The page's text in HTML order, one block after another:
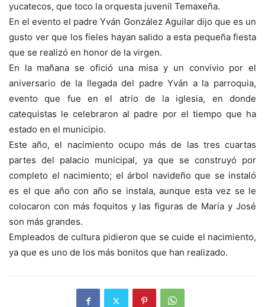
yucatecos, que toco la orquesta juvenil Temaxeña.
En el evento el padre Yván González Aguilar dijo que es un
gusto ver que los fieles hayan salido a esta pequeña fiesta
que se realizó en honor de la virgen.
En la mañana se ofició una misa y un convivio por el
aniversario de la llegada del padre Yván a la parroquia,
evento que fue en el atrio de la iglesia, en donde
catequistas le celebraron al padre por el tiempo que ha
estado en el municipio.
Este año, el nacimiento ocupo más de las tres cuartas
partes del palacio municipal, ya que se construyó por
completo el nacimiento; el árbol navideño que se instaló
es el que año con año se instala, aunque esta vez se le
colocaron con más foquitos y las figuras de María y José
son más grandes.
Empleados de cultura pidieron que se cuide el nacimiento,
ya que es uno de los más bonitos que han realizado.